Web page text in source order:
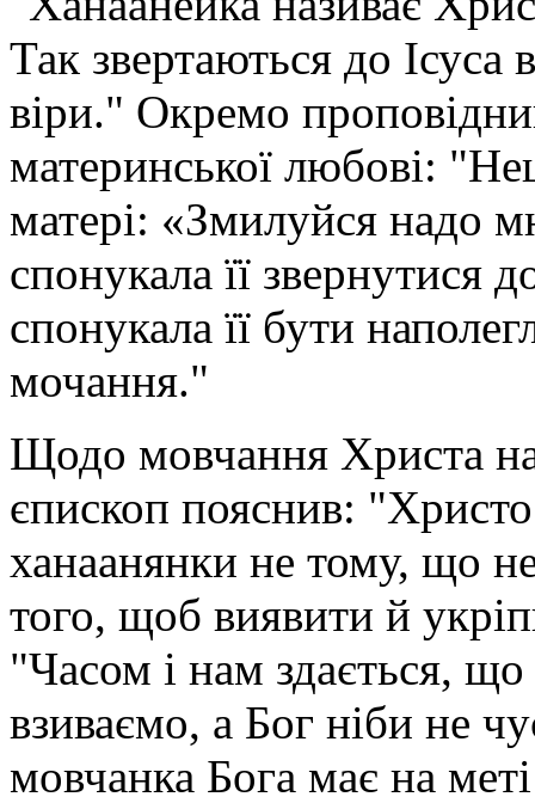
Так звертаються до Ісуса
віри." Окремо
материнської любові:
матері: «Змилуйся надо
спонукала її звернутися
спонукала її бути
мочання."
Щодо мовчання Христа
єпископ пояснив:
ханаанянки не тому, що
того, щоб виявити й
"Часом і нам здається,
взиваємо, а Бог ніби не
мовчанка Бога має на